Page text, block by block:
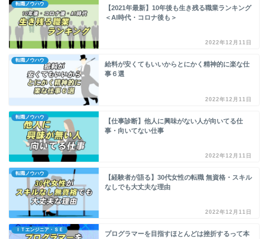
転職ノウハウ
【2021年最新】10年後も生き残る職業ランキング
＜AI時代・コロナ後も＞
2022年12月11日
転職ノウハウ
給料が安くてもいいからとにかく精神的に楽な仕
事６選
2022年12月11日
転職ノウハウ
【仕事診断】他人に興味がない人が向いてる仕
事・向いてない仕事
2022年12月11日
転職ノウハウ
【経験者が語る】30代女性の転職 無資格・スキル
なしでも大丈夫な理由
2022年12月11日
ＩＴエンジニア・ＳＥ
プログラマーを目指すほとんどは挫折するって本